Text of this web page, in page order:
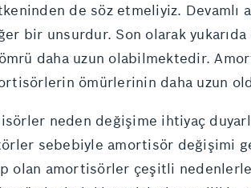
de söz etmeliyiz. Devamlı
bir unsurdur. Son olarak
daha uzun olabilmektedir.
ömürlerinin daha uzun
neden değişime ihtiyaç
sebebiyle amortisör değişimi
olan amortisörler çeşitli nedenlerle